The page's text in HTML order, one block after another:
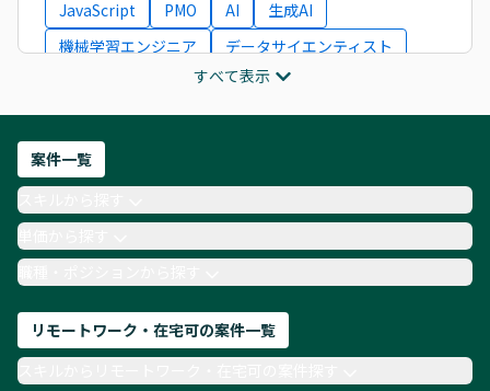
JavaScript
PMO AI
生成AI
機械学習エンジニア
データサイエンティスト
ITコンサルタント
フロントエンドエンジニア
ネットワークエンジニア
AIエンジニア
Webデザイナー
月収100万円 業務委託
COBOL
Ruby
TypeScript
Laravel AWS
すべて表示
案件一覧
単価から探す
職種・ポジションから探す
リモートワーク・在宅可の案件一覧